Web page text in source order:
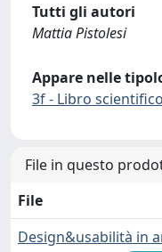
Tutti gli autori
Mattia Pistolesi
Appare nelle
3f - Libro
File in questo
File
Design&usabilità in